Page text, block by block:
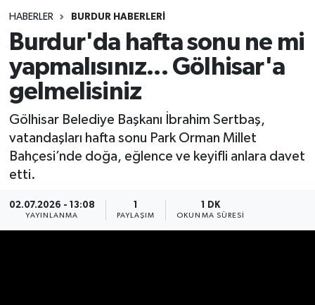
HABERLER BURDUR HABERLERİ
Burdur'da hafta sonu ne mi
yapmalısınız... Gölhisar'a
gelmelisiniz
Gölhisar Belediye Başkanı İbrahim Sertbaş,
vatandaşları hafta sonu Park Orman Millet
Bahçesi’nde doğa, eğlence ve keyifli anlara davet
etti.
02.07.2026 - 13:08
YAYINLANMA
1
PAYLAŞIM
1 DK
OKUNMA SÜRESI
Spor
Tebrik
Türkiye